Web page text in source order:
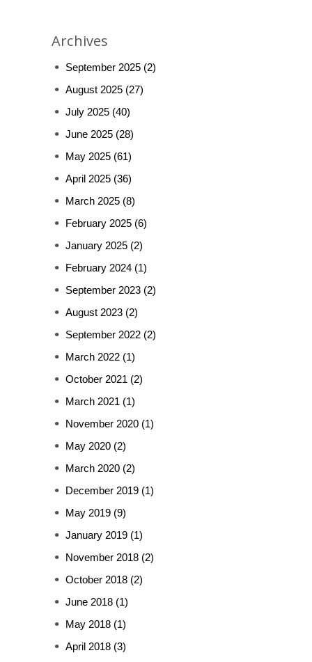
Archives
September 2025 (2)
August 2025 (27)
July 2025 (40)
June 2025 (28)
May 2025 (61)
April 2025 (36)
March 2025 (8)
February 2025 (6)
January 2025 (2)
February 2024 (1)
September 2023 (2)
August 2023 (2)
September 2022 (2)
March 2022 (1)
October 2021 (2)
March 2021 (1)
November 2020 (1)
May 2020 (2)
March 2020 (2)
December 2019 (1)
May 2019 (9)
January 2019 (1)
November 2018 (2)
October 2018 (2)
June 2018 (1)
May 2018 (1)
April 2018 (3)